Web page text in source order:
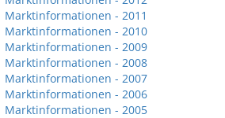
Marktinformationen - 2011
Marktinformationen - 2010
Marktinformationen - 2009
Marktinformationen - 2008
Marktinformationen - 2007
Marktinformationen - 2006
Marktinformationen - 2005